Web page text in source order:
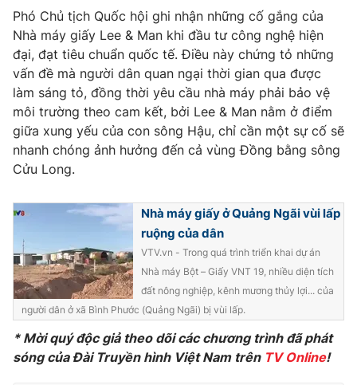
Chất lượng cuộc sống
Học trực tuyến
Hitech Công nghệ tương lai
Sản phẩm
Thị trường
Tư vấn
Giao lưu trực tuyến
Lịch phát sóng
Chuyên mục khác
Infographic
Video Shorts video
VTV Money VTV Thể thao
VTV Sức khoẻ Bất động sản
Phó Chủ tịch Quốc hội ghi nhận những cố gắng của
Nhà máy giấy Lee & Man khi đầu tư công nghệ hiện
đại, đạt tiêu chuẩn quốc tế. Điều này chứng tỏ những
vấn đề mà người dân quan ngại thời gian qua được
làm sáng tỏ, đồng thời yêu cầu nhà máy phải bảo vệ
môi trường theo cam kết, bởi Lee & Man nằm ở điểm
giữa xung yếu của con sông Hậu, chỉ cần một sự cố sẽ
nhanh chóng ảnh hưởng đến cả vùng Đồng bằng sông
Cửu Long.
Nhà máy giấy ở Quảng Ngãi vùi lấp
ruộng của dân
VTV.vn - Trong quá trình triển khai dự án
Nhà máy Bột – Giấy VNT 19, nhiều diện tích
đất nông nghiệp, kênh mương thủy lợi... của
người dân ở xã Bình Phước (Quảng Ngãi) bị vùi lấp.
*Mời quý độc giả theo dõi các chương trình đã phát
sóng của Đài Truyền hình Việt Nam trên TV Online!